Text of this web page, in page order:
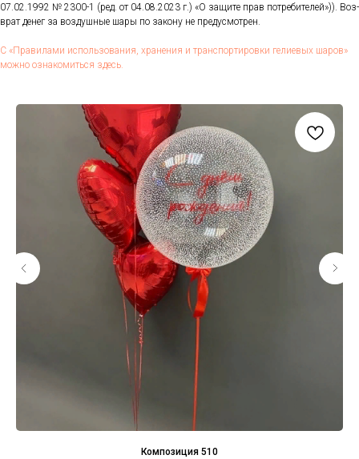
07.02.1992 № 2300-1 (ред. от 04.08.2023 г.) «О за­щите прав пот­ре­бите­лей»)). Воз­
врат де­нег за воз­душные ша­ры по за­кону не пре­дус­мотрен.
С «Пра­вила­ми ис­поль­зо­вания, хра­нения и тран­спор­ти­ров­ки ге­ли­евых ша­ров»
мож­но оз­на­комить­ся здесь.
Композиция 510